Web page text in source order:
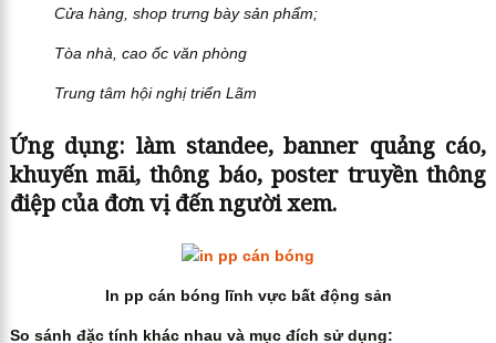
Cửa hàng, shop trưng bày sản phẩm;
Tòa nhà, cao ốc văn phòng
Trung tâm hội nghị triển Lãm
Ứng dụng: làm standee, banner quảng cáo,
khuyến mãi, thông báo, poster truyền thông
điệp của đơn vị đến người xem.
In pp cán bóng lĩnh vực bất động sản
So sánh đặc tính khác nhau và mục đích sử dụng: